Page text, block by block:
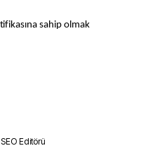
sahip olmak
Editörü